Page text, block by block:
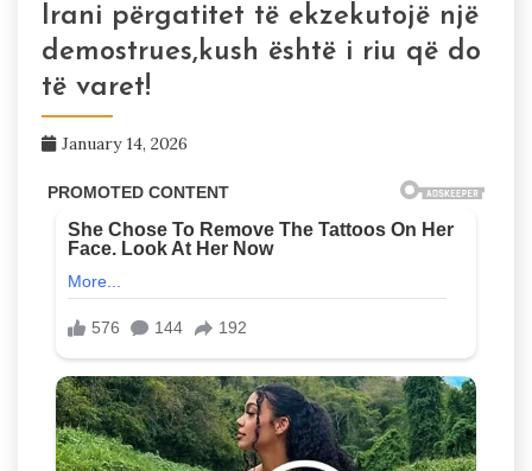
Irani përgatitet të ekzekutojë një
demostrues,kush është i riu që do
të varet!
January 14, 2026